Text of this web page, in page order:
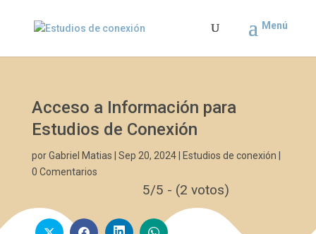
Acceso a Información para
Estudios de Conexión
porGabriel Matias Sep 20, 2024| Estudios de conexión
0 Comentarios
5/5 - (2 votos)